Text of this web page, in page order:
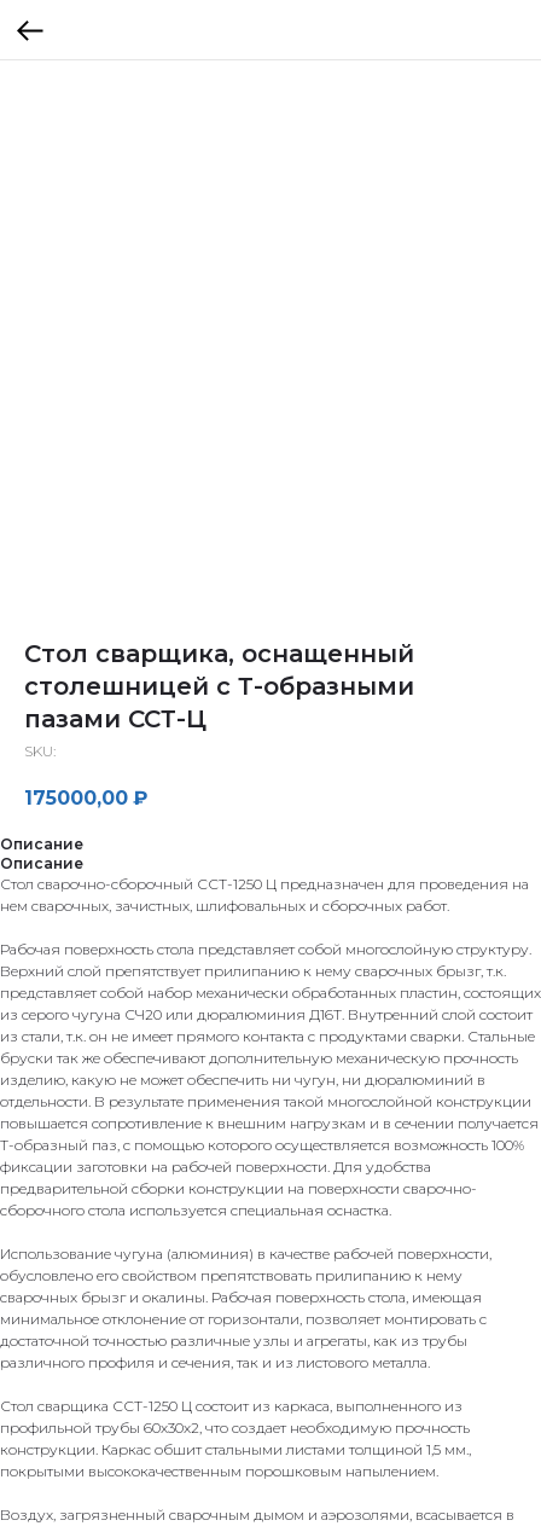
Стол сварщика, оснащенный
столешницей с Т-образными
пазами ССТ-Ц
SKU:
175000,00 ₽
Описание
Описание
Стол сварочно-сборочный ССТ-1250 Ц предназначен для проведения на
нем сварочных, зачистных, шлифовальных и сборочных работ.
Рабочая поверхность стола представляет собой многослойную структуру.
Верхний слой препятствует прилипанию к нему сварочных брызг, т.к.
представляет собой набор механически обработанных пластин, состоящих
из серого чугуна СЧ20 или дюралюминия Д16Т. Внутренний слой состоит
из стали, т.к. он не имеет прямого контакта с продуктами сварки. Стальные
бруски так же обеспечивают дополнительную механическую прочность
изделию, какую не может обеспечить ни чугун, ни дюралюминий в
отдельности. В результате применения такой многослойной конструкции
повышается сопротивление к внешним нагрузкам и в сечении получается
Т-образный паз, с помощью которого осуществляется возможность 100%
фиксации заготовки на рабочей поверхности. Для удобства
предварительной сборки конструкции на поверхности сварочно-
сборочного стола используется специальная оснастка.
Использование чугуна (алюминия) в качестве рабочей поверхности,
обусловлено его свойством препятствовать прилипанию к нему
сварочных брызг и окалины. Рабочая поверхность стола, имеющая
минимальное отклонение от горизонтали, позволяет монтировать с
достаточной точностью различные узлы и агрегаты, как из трубы
различного профиля и сечения, так и из листового металла.
Стол сварщика ССТ-1250 Ц состоит из каркаса, выполненного из
профильной трубы 60х30х2, что создает необходимую прочность
конструкции. Каркас обшит стальными листами толщиной 1,5 мм.,
покрытыми высококачественным порошковым напылением.
Воздух, загрязненный сварочным дымом и аэрозолями, всасывается в